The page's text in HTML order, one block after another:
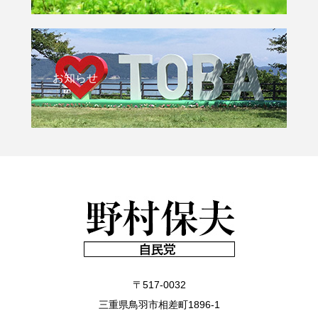
お知らせ
〒517-0032
三重県鳥羽市相差町1896-1